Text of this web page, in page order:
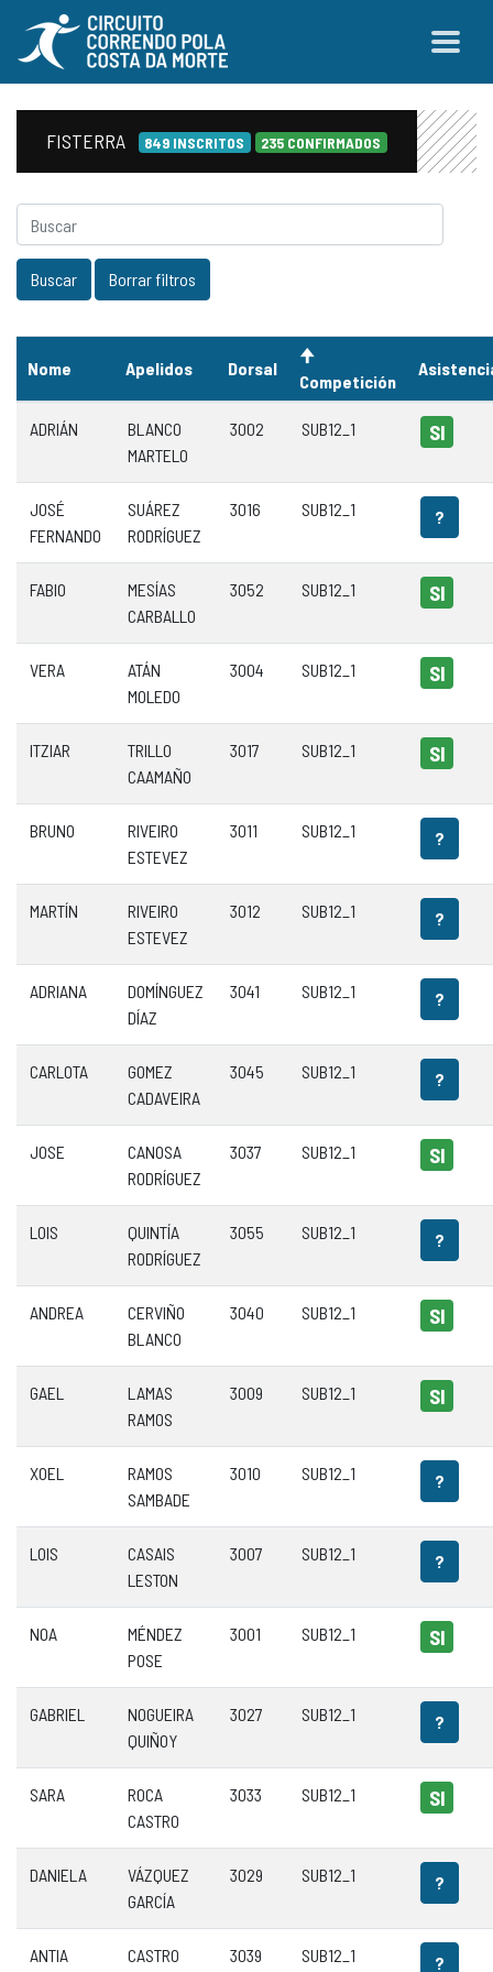
FISTERRA 849 INSCRITOS 235 CONFIRMADOS
Nome Apelidos Dorsal
Competición
ADRIÁN
BLANCO
MARTELO
3002 SUB12_1 SI
JOSÉ
FERNANDO
SUÁREZ
RODRÍGUEZ
3016 SUB12_1 ?
FABIO
MESÍAS
CARBALLO
3052 SUB12_1 SI
VERA
ATÁN
MOLEDO
3004 SUB12_1 SI
ITZIAR
TRILLO
CAAMAÑO
3017 SUB12_1 SI
BRUNO
RIVEIRO
ESTEVEZ
3011 SUB12_1 ?
MARTÍN
RIVEIRO
ESTEVEZ
3012 SUB12_1 ?
ADRIANA
DOMÍNGUEZ
DÍAZ
3041 SUB12_1 ?
CARLOTA
GOMEZ
CADAVEIRA
3045 SUB12_1 ?
JOSE
CANOSA
RODRÍGUEZ
3037 SUB12_1 SI
LOIS
QUINTÍA
RODRÍGUEZ
3055 SUB12_1 ?
ANDREA
CERVIÑO
BLANCO
3040 SUB12_1 SI
GAEL
LAMAS
RAMOS
3009 SUB12_1 SI
XOEL
RAMOS
SAMBADE
3010 SUB12_1 ?
LOIS
CASAIS
LESTON
3007 SUB12_1 ?
NOA
MÉNDEZ
POSE
3001 SUB12_1 SI
GABRIEL
NOGUEIRA
QUIÑOY
3027 SUB12_1 ?
SARA
ROCA
CASTRO
3033 SUB12_1 SI
DANIELA
VÁZQUEZ
GARCÍA
3029 SUB12_1 ?
ANTIA
CASTRO
3039 SUB12_1 ?